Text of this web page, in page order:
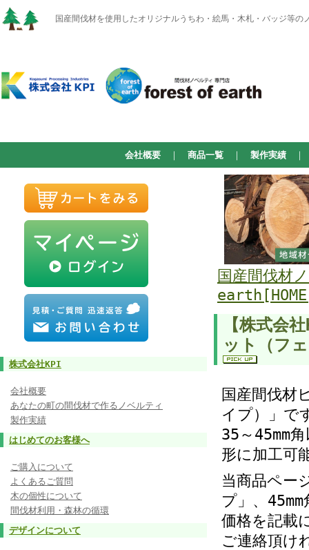
国産間伐材を使用したオリジナルうちわ・絵馬・木札・バッジ
会社概要 ｜ 商品一覧 ｜ 製作実績 ｜
株式会社KPI
会社概要
あなたの町の間伐材で作るノベルティ
製作実績
はじめてのお客様へ
ご購入について
よくあるご質問
木の個性について
間伐材利用・森林の循環
デザインについて
国産間伐材
【株式会
ット（フ
国産間伐材
イプ）」で
35～45mm
形に加工可
当商品ペー
プ」、
価格を記載
ご連絡頂け